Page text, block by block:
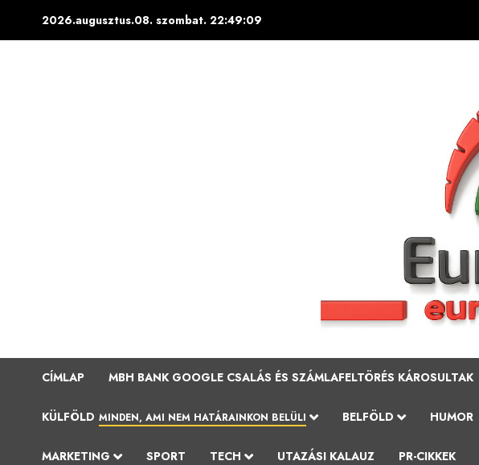
2026.augusztus.08. szombat. 22:49:11
CÍMLAP MBH BANK GOOGLE CSALÁS ÉS SZÁMLAFELTÖRÉS KÁROSULTAK
KÜLFÖLD MINDEN, AMI NEM HATÁRAINKON BELÜLI BELFÖLD HUMOR
MARKETING SPORT TECH UTAZÁSI KALAUZ PR-CIKKEK